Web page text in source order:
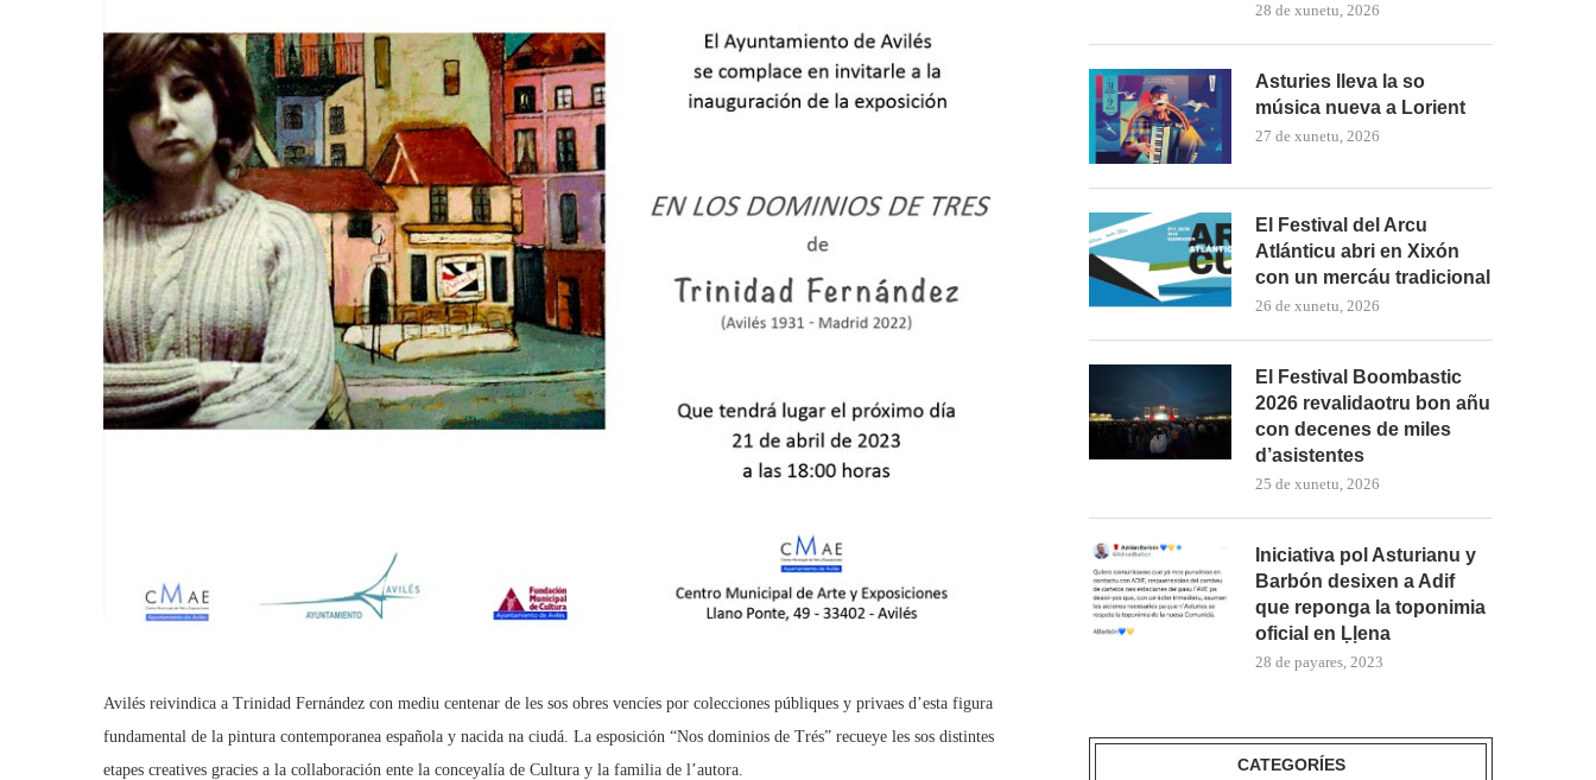
Avilés reivindica a Trinidad Fernández con mediu centenar de les sos obres vencíes por colecciones públiques y privaes d’esta figura
fundamental de la pintura contemporanea española y nacida na ciudá. La esposición “Nos dominios de Trés” recueye les sos distintes
etapes creatives gracies a la collaboración ente la conceyalía de Cultura y la familia de l’autora.
28 de xunetu, 2026
Asturies lleva la so
música nueva a Lorient
27 de xunetu, 2026
El Festival del Arcu
Atlánticu abri en Xixón
con un mercáu tradicional
26 de xunetu, 2026
El Festival Boombastic
2026 revalidaotru bon añu
con decenes de miles
d’asistentes
25 de xunetu, 2026
Iniciativa pol Asturianu y
Barbón desixen a Adif
que reponga la toponimia
oficial en Ḷḷena
28 de payares, 2023
CATEGORÍES